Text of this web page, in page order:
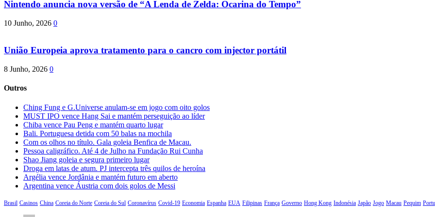
Nintendo anuncia nova versão de “A Lenda de Zelda: Ocarina do Tempo”
10 Junho, 2026 0
União Europeia aprova tratamento para o cancro com injector portátil
8 Junho, 2026 0
Outros
Ching Fung e G.Universe anulam-se em jogo com oito golos
MUST IPO vence Hang Sai e mantém perseguição ao líder
Chiba vence Pau Peng e mantém quarto lugar
Bali. Portuguesa detida com 50 balas na mochila
Com os olhos no título. Gala goleia Benfica de Macau.
Pessoa caligráfico. Até 4 de Julho na Fundação Rui Cunha
Shao Jiang goleia e segura primeiro lugar
Droga em latas de atum. PJ intercepta três quilos de heroína
Argélia vence Jordânia e mantém futuro em aberto
Argentina vence Áustria com dois golos de Messi
Brasil Casinos China Coreia do Norte Coreia do Sul Coronavírus Covid-19 Economia Espanha EUA Filipinas França Governo Hong Kong Indonésia Japão Jogo Macau Pequim